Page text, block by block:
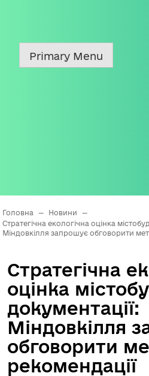
Primary Menu
Головна — Новини
—
Стратегічна екологічна оцінка
Міндовкілля запрошує обговорити
Стратегічна
оцінка
документації:
Міндовкілля
обговорити
рекомендації